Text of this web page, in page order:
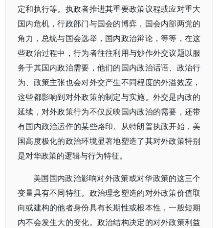
定和执行等。执政者推进其重要政策议程或应对重大
国内危机，行政部门与国会的博弈，国会内部两党的
角力，总统与国会选举，国内政治辩论，等等，在这
些政治过程中，行为者往往利用与炒作外交议题以服
务于其国内政治需要，他们的国内政治话语、政治行
为、政策主张也会对外交产生不同程度的外溢效应，
这些都影响到对外政策的制定与实施。外交是内政的
延续，对外政策行为不仅反映国内政治的需要，还带
有国内政治运作的某些烙印。从特朗普执政开始，美
国高度极化的政治环境显著地塑造了其对外政策特别
是对华政策的逻辑与行为特征。
美国国内政治影响对外政策或对华政策的这三个
变量具有不同特征。政治理念塑造的对外政策价值取
向或建构的他者身份具有长期性或根本性，一般短期
内不会发生大的变化。政治结构决定的对外政策利益